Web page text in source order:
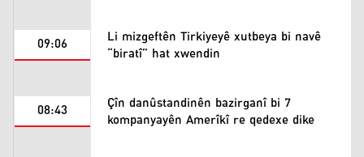
09:06 Li mizgeftên Tirkiyeyê xutbeya bi navê
“biratî” hat xwendin
08:43 Çîn danûstandinên bazirganî bi 7
kompanyayên Amerîkî re qedexe dike